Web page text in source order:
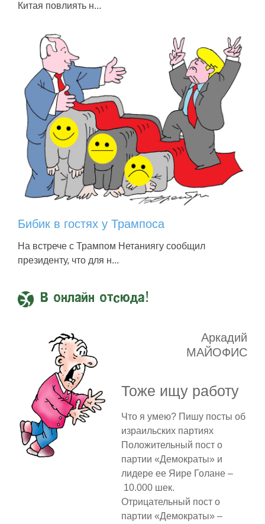
Китая повлиять н...
Бибик в гостях у Трампоса
На встрече с Трампом Нетаниягу сообщил
президенту, что для н...
В онлайн отсюда!
Аркадий
МАЙОФИС
Тоже ищу работу
Что я умею? Пишу посты об
израильских партиях
Положительный пост о
партии «Демократы» и
лидере ее Яире Голане –
10.000 шек.
Отрицательный пост о
партии «Демократы» –